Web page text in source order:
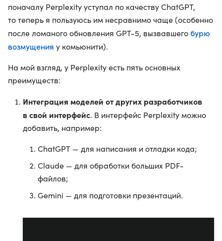
поначалу Perplexity уступал по качеству ChatGPT,
то теперь я пользуюсь им несравнимо чаще (особенно
после ломаного обновления GPT-5, вызвавшего бурю
возмущения у комьюнити).
На мой взгляд, у Perplexity есть пять основных
преимуществ:
Интеграция моделей от других разработчиков
в свой интерфейс. В интерфейс Perplexity можно
добавить, например:
ChatGPT — для написания и отладки кода;
Claude — для обработки больших PDF-
файлов;
Gemini — для подготовки презентаций.